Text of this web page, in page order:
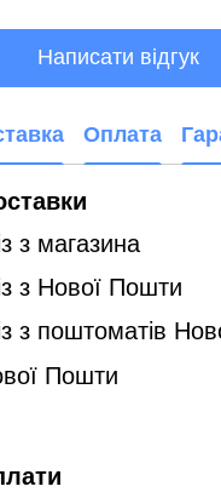
Написати відгук
Оплата
з магазина
з Нової Пошти
з поштоматів
Пошти